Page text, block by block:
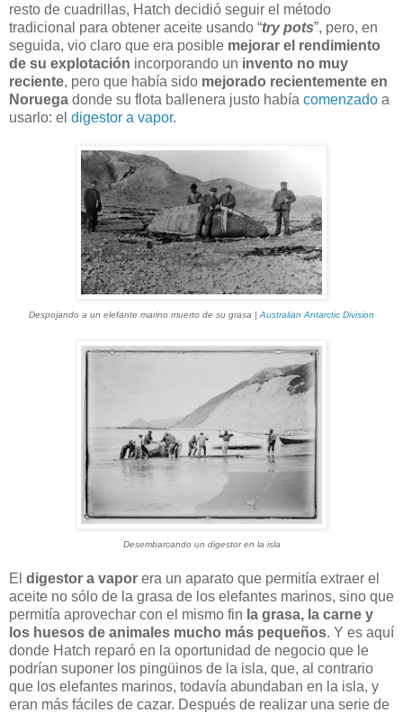
resto de cuadrillas, Hatch decidió seguir el método
tradicional para obtener aceite usando “try pots”, pero, en
seguida, vio claro que era posible mejorar el rendimiento
de su explotación incorporando un invento no muy
reciente, pero que había sido mejorado recientemente en
Noruega donde su flota ballenera justo había comenzado a
usarlo: el digestor a vapor.
Despojando a un elefante marino muerto de su grasa | Australian Antarctic Division
Desembarcando un digestor en la isla
El digestor a vapor era un aparato que permitía extraer el
aceite no sólo de la grasa de los elefantes marinos, sino que
permitía aprovechar con el mismo fin la grasa, la carne y
los huesos de animales mucho más pequeños. Y es aquí
donde Hatch reparó en la oportunidad de negocio que le
podrían suponer los pingüinos de la isla, que, al contrario
que los elefantes marinos, todavía abundaban en la isla, y
eran más fáciles de cazar. Después de realizar una serie de